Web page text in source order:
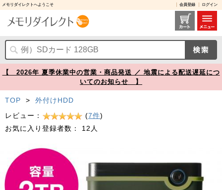
メモリダイレクトへようこそ 会員登録 ログイン
耐衝撃 ポータブルHDD 2TB USB3.1 ミリタリーグリーン Transcend StoreJet 25M3 外付けHDD【メモリダイレクト】
【 2026年 夏季休業中の営業・商品発送 ／ 地震による配送遅延につ
いてのお知らせ 】
TOP >
外付けHDD
レビュー：
(7件)
お気に入り登録者数：
12人